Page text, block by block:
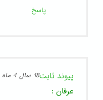
پاسخ
پیوند ثابت18 سال 4 ماه پیش
عرفان :